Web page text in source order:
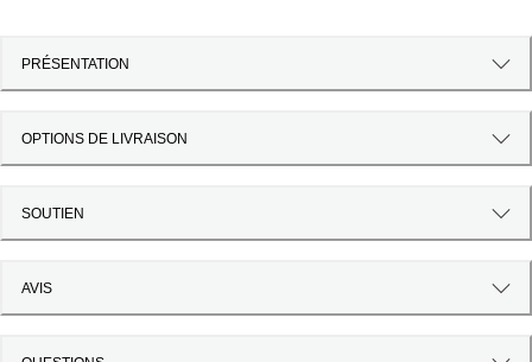
PRÉSENTATION
OPTIONS DE LIVRAISON
SOUTIEN
AVIS